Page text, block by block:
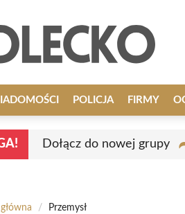
POLICJA FIRMY
Dołącz do nowej grupy
/ Przemysł